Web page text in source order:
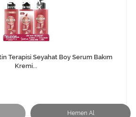
Hemen Al
Terapisi Seyahat Boy Serum Bakım
Kremi...